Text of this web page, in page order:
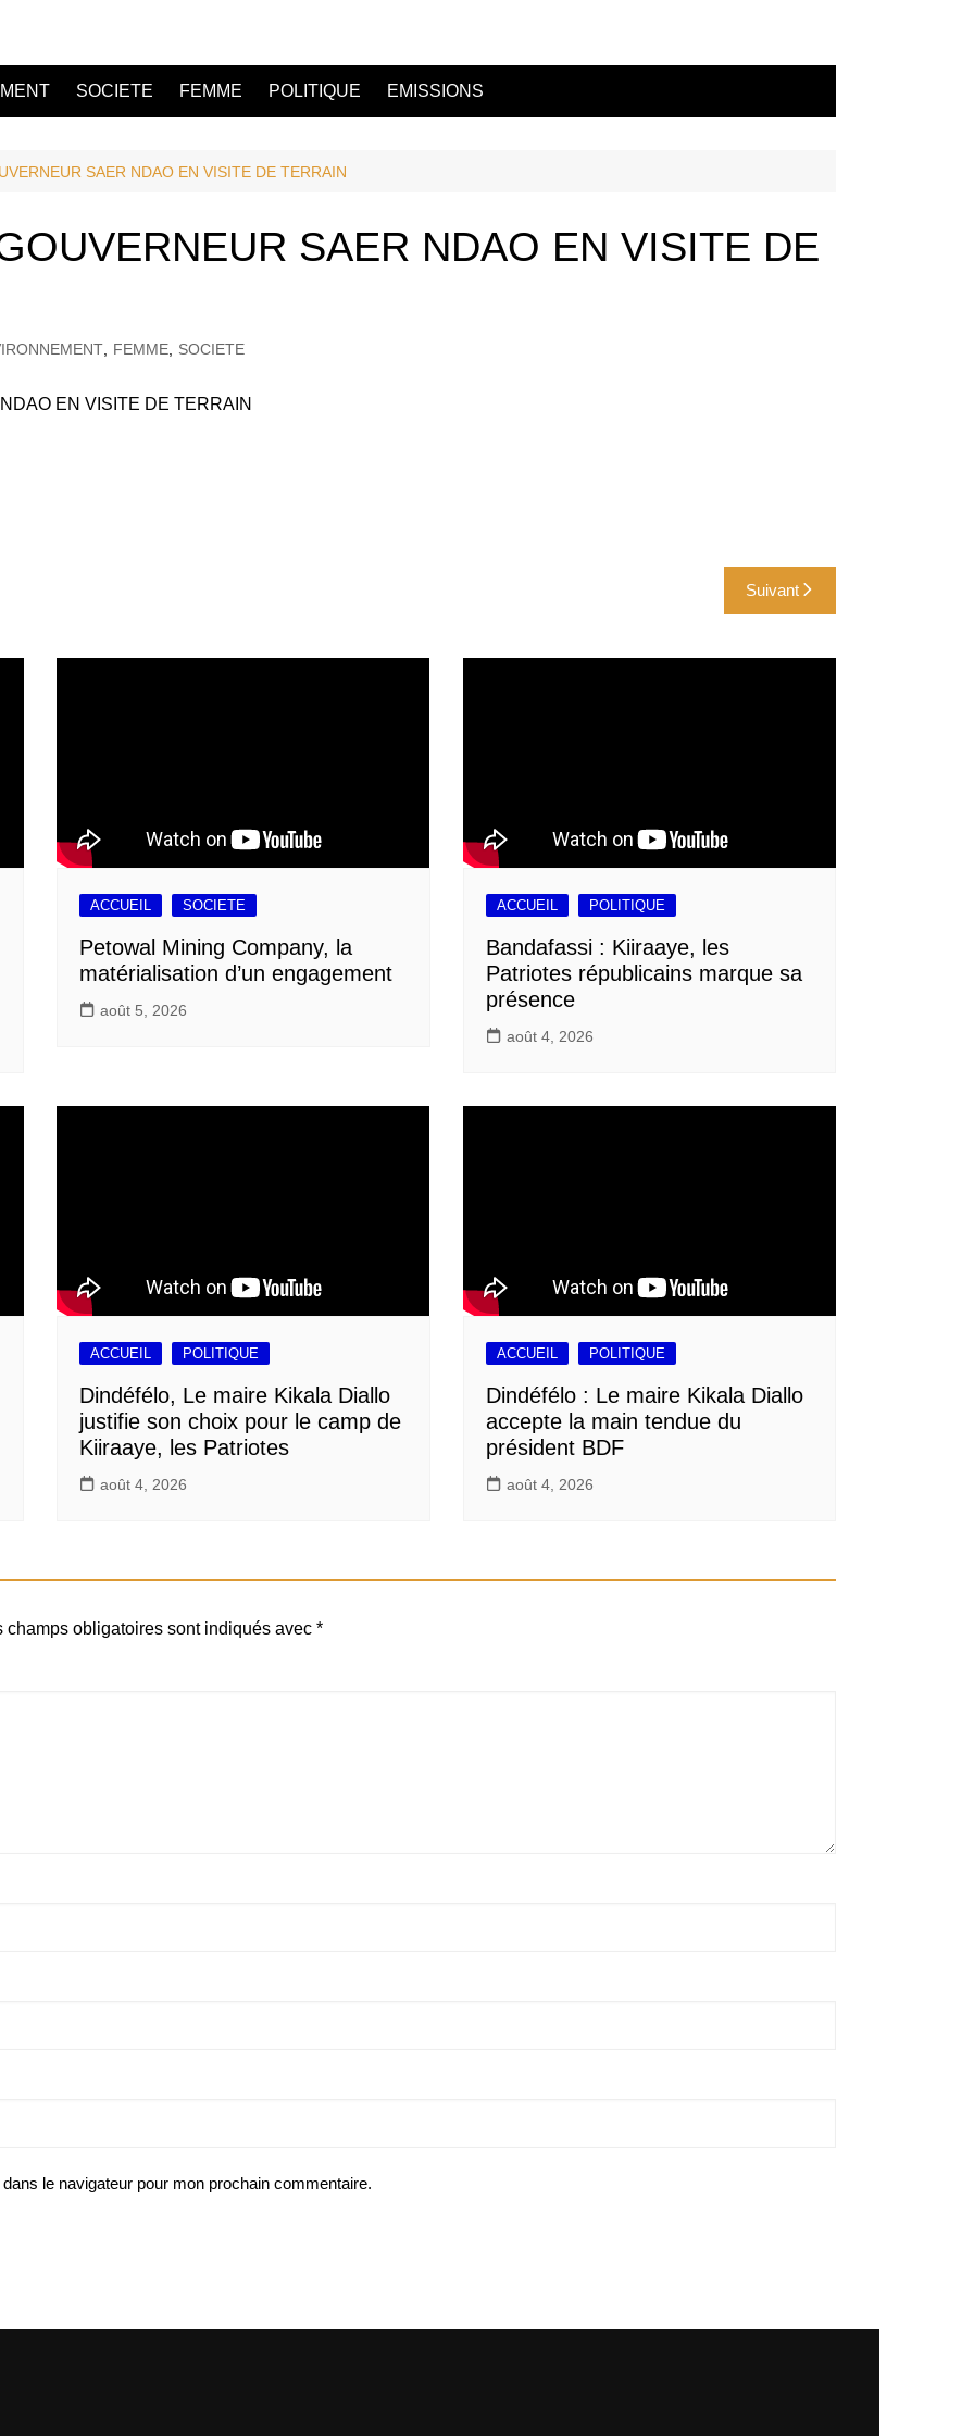
SOCIETE FEMME POLITIQUE EMISSIONS
SAER NDAO EN VISITE DE TERRAIN
SAER NDAO EN VISITE DE
FEMME SOCIETE
Suivant
ACCUEIL SOCIETE
Petowal Mining Company, la
matérialisation d’un engagement
août 5, 2026
ACCUEIL POLITIQUE
Bandafassi : Kiiraaye, les
Patriotes républicains marque sa
présence
août 4, 2026
ACCUEIL POLITIQUE
Dindéfélo, Le maire Kikala Diallo
justifie son choix pour le camp de
Kiiraaye, les Patriotes
août 4, 2026
ACCUEIL POLITIQUE
Dindéfélo : Le maire Kikala Diallo
accepte la main tendue du
président BDF
août 4, 2026
champs obligatoires sont indiqués avec *
le navigateur pour mon prochain commentaire.